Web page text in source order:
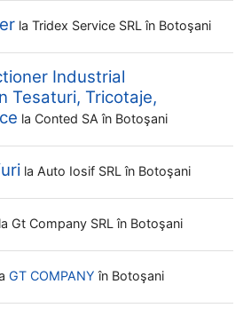
la Tridex Service SRL în Botoşani
Industrial
Tesaturi, Tricotaje,
la Conted SA în Botoşani
la Auto Iosif SRL în Botoşani
la Gt Company SRL în Botoşani
GT COMPANY în Botoşani